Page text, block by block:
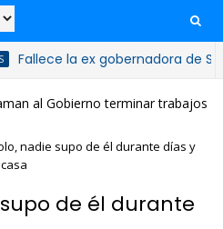
la ex gobernadora de San
al Gobierno terminar trabajos
nadie supo de él durante días y
de él durante